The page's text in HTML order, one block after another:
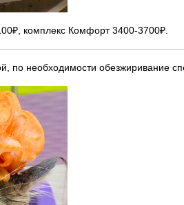
комплекс Комфорт 3400-3700₽.
по необходимости обезжиривание